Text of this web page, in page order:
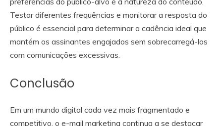
Testar diferentes frequências e monitorar a resposta do
público é essencial para determinar a cadência ideal que
mantém os assinantes engajados sem sobrecarregá-los
com comunicações excessivas.
Conclusão
Em um mundo digital cada vez mais fragmentado e
competitivo, o e-mail marketing continua a se destacar